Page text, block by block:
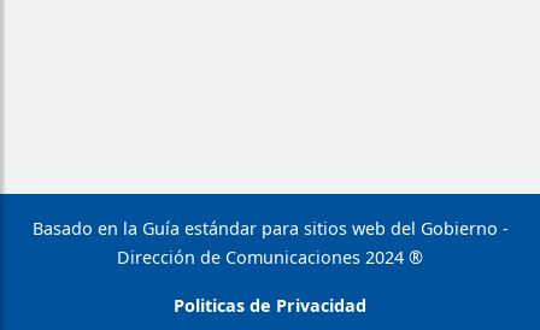
Basado en la Guía estándar para sitios web del Gobierno -
Dirección de Comunicaciones 2024 ®
Politicas de Privacidad